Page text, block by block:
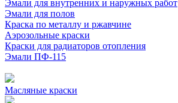
Эмали для внутренних и наружных работ
Эмали для полов
Краска по металлу и ржавчине
Аэрозольные краски
Краски для радиаторов отопления
Эмали ПФ-115
Масляные краски